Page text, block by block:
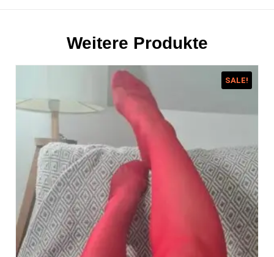
Weitere Produkte
SALE!